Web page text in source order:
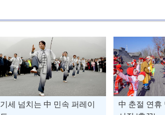
기세 넘치는 中 민속 퍼레이
中 춘절 연휴